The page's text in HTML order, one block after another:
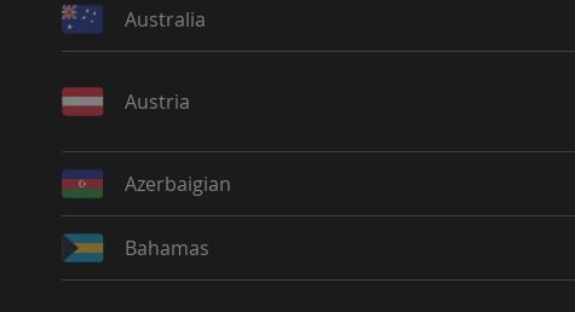
Australia
Austria
Azerbaigian
Bahamas